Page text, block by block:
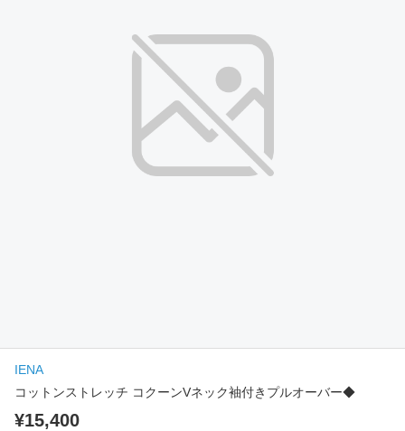
IENA
コットンストレッチ コクーンVネック袖付きプルオーバー◆
¥15,400